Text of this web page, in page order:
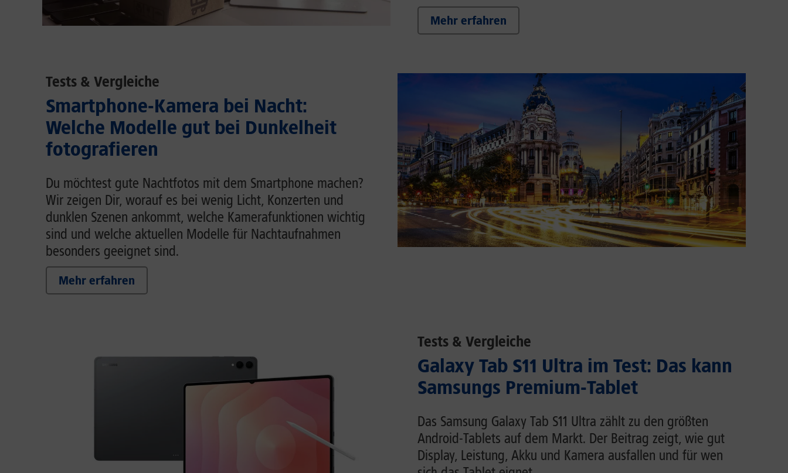
Mehr erfahren
Tests & Vergleiche
Smartphone-Kamera bei Nacht:
Welche Modelle gut bei Dunkelheit
fotografieren
Du möchtest gute Nachtfotos mit dem Smartphone machen?
Wir zeigen Dir, worauf es bei wenig Licht, Konzerten und
dunklen Szenen ankommt, welche Kamerafunktionen wichtig
sind und welche aktuellen Modelle für Nachtaufnahmen
besonders geeignet sind.
Mehr erfahren
Tests & Vergleiche
Galaxy Tab S11 Ultra im Test: Das kann
Samsungs Premium-Tablet
Das Samsung Galaxy Tab S11 Ultra zählt zu den größten
Android-Tablets auf dem Markt. Der Beitrag zeigt, wie gut
Display, Leistung, Akku und Kamera ausfallen und für wen